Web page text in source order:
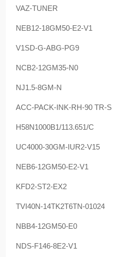
VAZ-TUNER
NEB12-18GM50-E2-V1
V1SD-G-ABG-PG9
NCB2-12GM35-N0
NJ1.5-8GM-N
ACC-PACK-INK-RH-90 TR-S
H58N1000B1/113.651/C
UC4000-30GM-IUR2-V15
NEB6-12GM50-E2-V1
KFD2-ST2-EX2
TVI40N-14TK2T6TN-01024
NBB4-12GM50-E0
NDS-F146-8E2-V1